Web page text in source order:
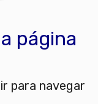
a página
para navegar